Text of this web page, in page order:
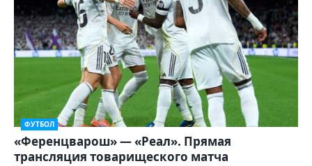
ФУТБОЛ
«Ференцварош» — «Реал». Прямая
трансляция товарищеского матча